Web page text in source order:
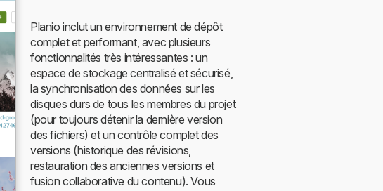
Planio inclut un environnement de dépôt
complet et performant, avec plusieurs
fonctionnalités très intéressantes : un
espace de stockage centralisé et sécurisé,
la synchronisation des données sur les
disques durs de tous les membres du projet
(pour toujours détenir la dernière version
des fichiers) et un contrôle complet des
versions (historique des révisions,
restauration des anciennes versions et
fusion collaborative du contenu). Vous